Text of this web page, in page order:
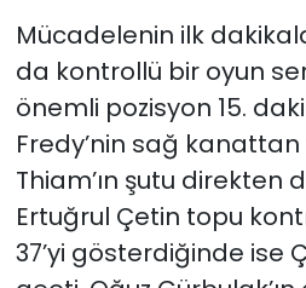
Mücadelenin ilk
da kontrollü bir oyun
önemli pozisyon 15.
Fredy’nin sağ
Thiam’ın şutu direkten
Ertuğrul Çetin topu
37’yi gösterdiğinde ise